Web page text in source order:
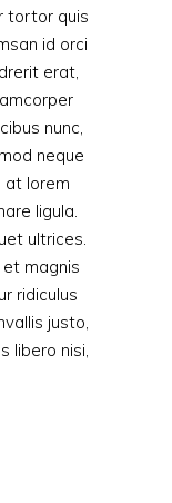
tortor quis
id orci
erat,
nunc,
neque
at lorem
ligula.
ultrices.
magnis
ridiculus
justo,
libero nisi,